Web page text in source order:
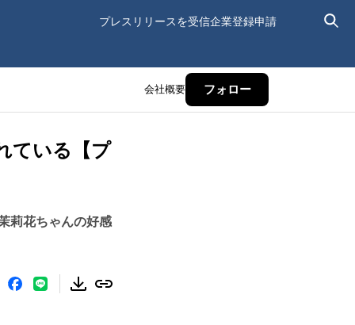
プレスリリースを受信企業登録申請
会社概要 フォロー
ている【プ
莉花ちゃんの好感